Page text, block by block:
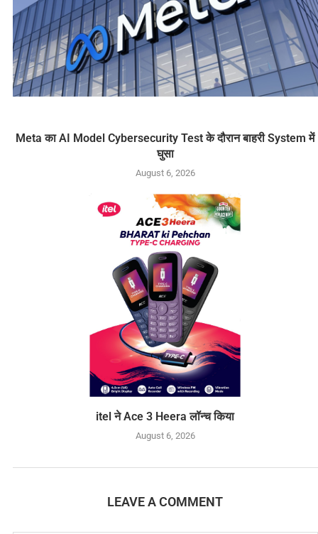
Meta का AI Model Cybersecurity Test के दौरान बाहरी System में
घुसा
August 6, 2026
itel ने Ace 3 Heera लॉन्च किया
August 6, 2026
LEAVE A COMMENT